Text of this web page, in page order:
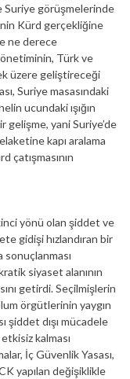
Suriye görüşmelerinde
Kürd gerçekliğine
ne derece
Türk ve
üzere geliştireceği
Suriye masasındaki
ucundaki ışığın
gelişme, yani Suriye’de
kapı aralama
çatışmasının
yönü olan şiddet ve
gidişi hızlandıran bir
sonuçlanması
siyaset alanının
getirdi. Seçilmişlerin
örgütlerinin yaygın
şiddet dışı mücadele
kalması
İç Güvenlik Yasası,
yapılan değişiklikle